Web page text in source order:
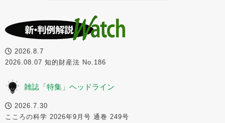
2026.8.7
2026.08.07 知的財産法 No.186
雑誌「特集」ヘッドライン
2026.7.30
こころの科学 2026年9月号 通巻 249号